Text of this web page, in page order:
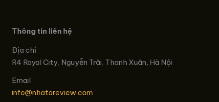
Thông tin liên hệ
Địa chỉ
R4 Royal City, Nguyễn Trãi, Thanh Xuân, Hà Nội
Email
info@nhatoreview.com